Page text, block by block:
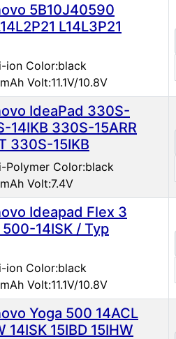
5B10J40590
L14L3P21
ion Color:black
Volt:11.1V/10.8V
IdeaPad 330S-
14IKB 330S-15ARR
330S-15IKB
Polymer Color:black
Volt:7.4V
Ideapad Flex 3
14ISK / Typ
ion Color:black
Volt:11.1V/10.8V
Yoga 500 14ACL
14ISK 15IBD 15IHW